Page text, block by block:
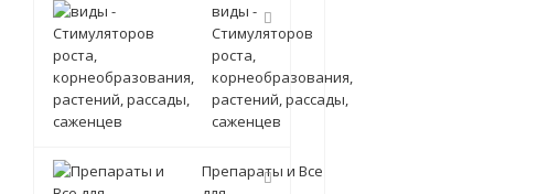
виды -
Стимуляторов
роста,
корнеобразования,
растений, рассады,
саженцев
Препараты и Все